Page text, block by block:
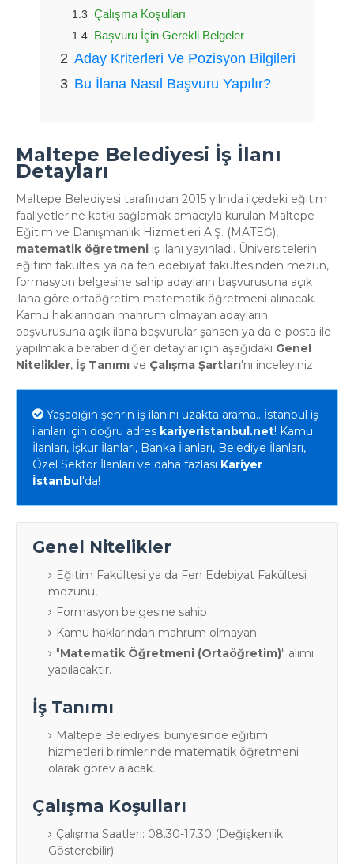
Çalışma Koşulları
Başvuru İçin Gerekli Belgeler
Aday Kriterleri Ve Pozisyon Bilgileri
Bu İlana Nasıl Başvuru Yapılır?
Maltepe Belediyesi İş İlanı
Detayları
Maltepe Belediyesi tarafından 2015 yılında ilçedeki eğitim
faaliyetlerine katkı sağlamak amacıyla kurulan Maltepe
Eğitim ve Danışmanlık Hizmetleri A.Ş. (MATEĞ),
matematik öğretmeni iş ilanı yayınladı. Üniversitelerin
eğitim fakültesi ya da fen edebiyat fakültesinden mezun,
formasyon belgesine sahip adayların başvurusuna açık
ilana göre ortaöğretim matematik öğretmeni alınacak.
Kamu haklarından mahrum olmayan adayların
başvurusuna açık ilana başvurular şahsen ya da e-posta ile
yapılmakla beraber diğer detaylar için aşağıdaki Genel
Nitelikler, İş Tanımı ve Çalışma Şartları'nı inceleyiniz.
Yaşadığın şehrin iş ilanını uzakta arama.. İstanbul iş
ilanları için doğru adres kariyeristanbul.net! Kamu
İlanları, İşkur İlanları, Banka İlanları, Belediye İlanları,
Özel Sektör İlanları ve daha fazlası Kariyer
İstanbul'da!
Genel Nitelikler
Eğitim Fakültesi ya da Fen Edebiyat Fakültesi
mezunu,
Formasyon belgesine sahip
Kamu haklarından mahrum olmayan
"Matematik Öğretmeni (Ortaöğretim)" alımı
yapılacaktır.
İş Tanımı
Maltepe Belediyesi bünyesinde eğitim
hizmetleri birimlerinde matematik öğretmeni
olarak görev alacak.
Çalışma Koşulları
Çalışma Saatleri: 08.30-17.30 (Değişkenlik
Gösterebilir)